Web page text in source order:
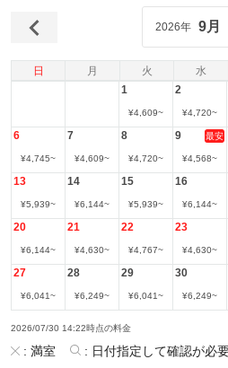
日 月 火 水
2026年 9月
1
¥4,609~
2
¥4,720~
6
¥4,745~
7
¥4,609~
8
¥4,720~
9 最安
¥4,568~
13
¥5,939~
14
¥6,144~
15
¥5,939~
16
¥6,144~
20
¥6,144~
21
¥4,630~
22
¥4,767~
23
¥4,630~
27
¥6,041~
28
¥6,249~
29
¥6,041~
30
¥6,249~
2026/07/30 14:22時点の料金
: 満室 : 日付指定して確認が必